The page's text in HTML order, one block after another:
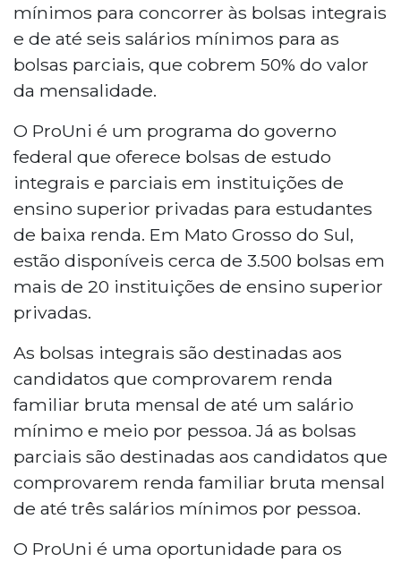
mínimos para concorrer às bolsas integrais
e de até seis salários mínimos para as
bolsas parciais, que cobrem 50% do valor
da mensalidade.
O ProUni é um programa do governo
federal que oferece bolsas de estudo
integrais e parciais em instituições de
ensino superior privadas para estudantes
de baixa renda. Em Mato Grosso do Sul,
estão disponíveis cerca de 3.500 bolsas em
mais de 20 instituições de ensino superior
privadas.
As bolsas integrais são destinadas aos
candidatos que comprovarem renda
familiar bruta mensal de até um salário
mínimo e meio por pessoa. Já as bolsas
parciais são destinadas aos candidatos que
comprovarem renda familiar bruta mensal
de até três salários mínimos por pessoa.
O ProUni é uma oportunidade para os